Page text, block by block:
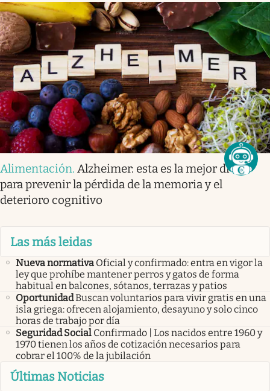
Alimentación. Alzheimer: esta es la mejor dieta
para prevenir la pérdida de la memoria y el
deterioro cognitivo
Las más leidas
Nueva normativa Oficial y confirmado: entra en vigor la
ley que prohíbe mantener perros y gatos de forma
habitual en balcones, sótanos, terrazas y patios
OportunidadBuscan voluntarios para vivir gratis en una
isla griega: ofrecen alojamiento, desayuno y solo cinco
horas de trabajo por día
Seguridad Social Confirmado | Los nacidos entre 1960 y
1970 tienen los años de cotización necesarios para
cobrar el 100% de la jubilación
Últimas Noticias